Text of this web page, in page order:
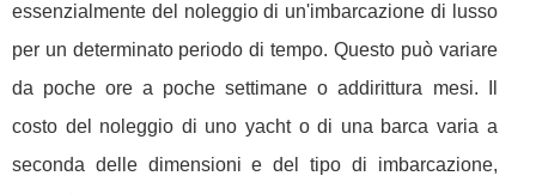
essenzialmente del noleggio di un'imbarcazione di lusso
per un determinato periodo di tempo. Questo può variare
da poche ore a poche settimane o addirittura mesi. Il
costo del noleggio di uno yacht o di una barca varia a
seconda delle dimensioni e del tipo di imbarcazione,